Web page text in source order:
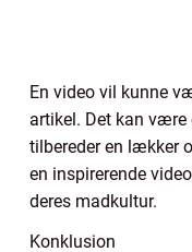
En video vil kunne
artikel. Det kan være
tilbereder en lækker
en inspirerende
deres madkultur.
Konklusion